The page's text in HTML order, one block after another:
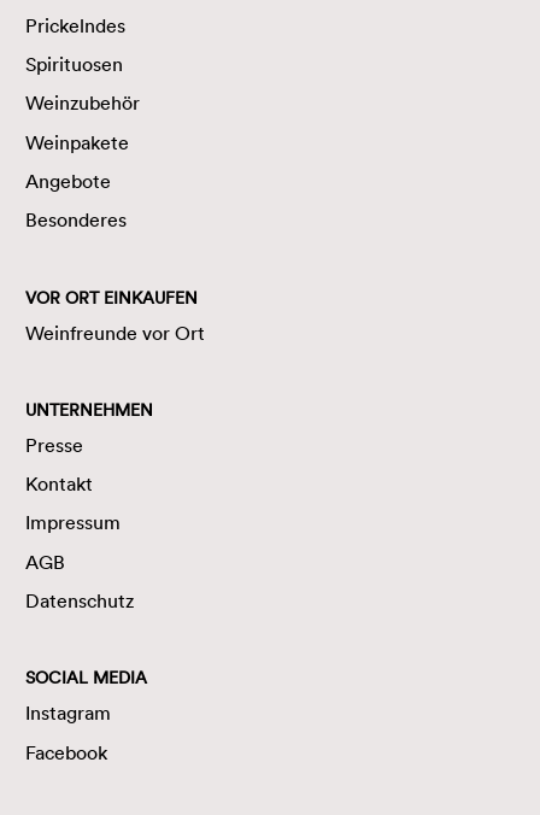
Prickelndes
Spirituosen
Weinzubehör
Weinpakete
Angebote
Besonderes
VOR ORT EINKAUFEN
Weinfreunde vor Ort
UNTERNEHMEN
Presse
Kontakt
Impressum
AGB
Datenschutz
SOCIAL MEDIA
Instagram
Facebook